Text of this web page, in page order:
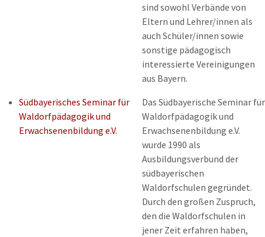
sind sowohl Verbände von
Eltern und Lehrer/innen als
auch Schüler/innen sowie
sonstige pädagogisch
interessierte Vereinigungen
aus Bayern.
Südbayerisches Seminar für
Waldorfpädagogik und
Erwachsenenbildung e.V.
Das Südbayerische Seminar für
Waldorfpädagogik und
Erwachsenenbildung e.V.
wurde 1990 als
Ausbildungsverbund der
südbayerischen
Waldorfschulen gegründet.
Durch den großen Zuspruch,
den die Waldorfschulen in
jener Zeit erfahren haben,